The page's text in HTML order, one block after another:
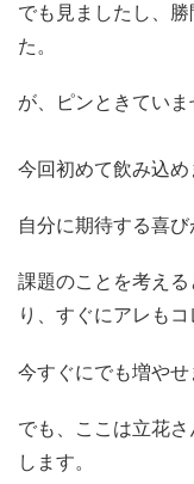
でも見ましたし、
た。
が、ピンときていま
今回初めて飲み込め
自分に期待する喜び
課題のことを考え
り、すぐにアレも
今すぐにでも増やせ
でも、ここは立花
します。